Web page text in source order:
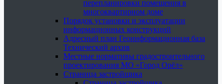
перепланировки помещения в
многоквартирном доме
Порядок установки и эксплуатации
информационных конструкций
Адресный план Геоинформационная база
Технический архив
Местные нормативы градостроительного
проектирования МО «Город Орёл»
Страница застройщика